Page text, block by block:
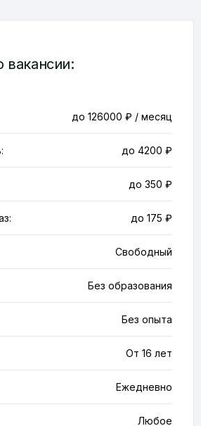
вакансии:
до 126000 ₽ / месяц
до 4200 ₽
до 350 ₽
до 175 ₽
Свободный
Без образования
Без опыта
От 16 лет
Ежедневно
Любое